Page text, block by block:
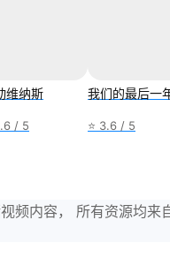
维纳斯
/ 5
我们的最后一
⭐ 3.6 / 5
频内容， 所有资源均来